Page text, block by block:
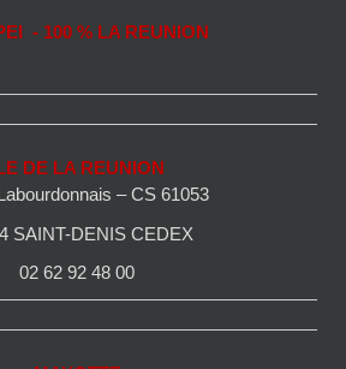
- 100 % LA REUNION
ILE DE LA REUNION
– CS 61053
SAINT-DENIS CEDEX
02 62 92 48 00